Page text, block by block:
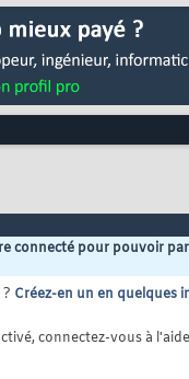
connecté pour pouvoir
Créez-en un en quelques
connectez-vous à